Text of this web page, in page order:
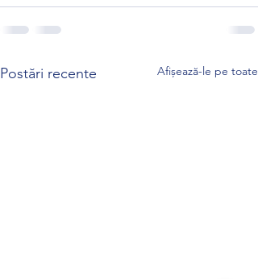
Postări recente Afișează-le pe toate